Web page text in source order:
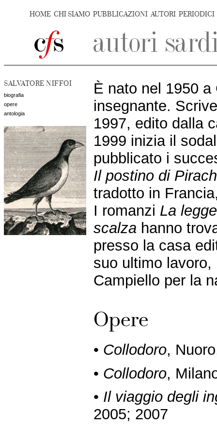
HOME CHI SIAMO PUBBLICAZIONI AUTORI PERIODICI
SALVATORE NIFFOI
biografia
opere
antologia
È nato nel 1950
insegnante.
1997, edito dalla
1999 inizia il
pubblicato i
Il postino di
tradotto in
I romanzi La
scalza hanno
presso la casa
suo ultimo
Campiello per la
Opere
• Collodoro,
• Collodoro,
• Il viaggio degli
2005; 2007